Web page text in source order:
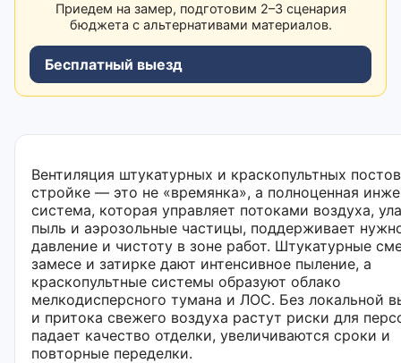
Приедем на замер, подготовим 2–3 сценария
бюджета с альтернативами материалов.
Бесплатный выезд
Вентиляция штукатурных и краскопультных
стройке — это не «времянка», а полноценная
система, которая управляет потоками воздуха,
пыль и аэрозольные частицы, поддерживает
давление и чистоту в зоне работ. Штукатурные
замесе и затирке дают интенсивное пыление, а
краскопультные системы образуют облако
мелкодисперсного тумана и ЛОС. Без локальной
и притока свежего воздуха растут риски для
падает качество отделки, увеличиваются сроки и
повторные переделки.